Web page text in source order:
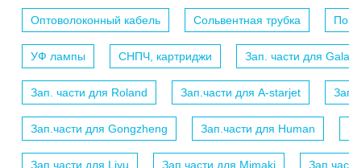
Оптоволоконный кабель Сольвентная трубка
УФ лампы СНПЧ, картриджи Зап. части для
Зап. части для Roland Зап.части для A-starjet
Зап.части для Gongzheng Зап.части для Human
Зап.части для Liyu Зап.части для Mimaki